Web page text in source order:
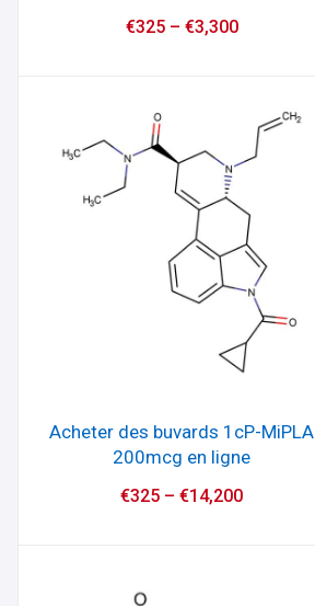
€325– €3,300
Acheter des buvards 1cP-MiPLA
200mcg en ligne
€325 –€14,200